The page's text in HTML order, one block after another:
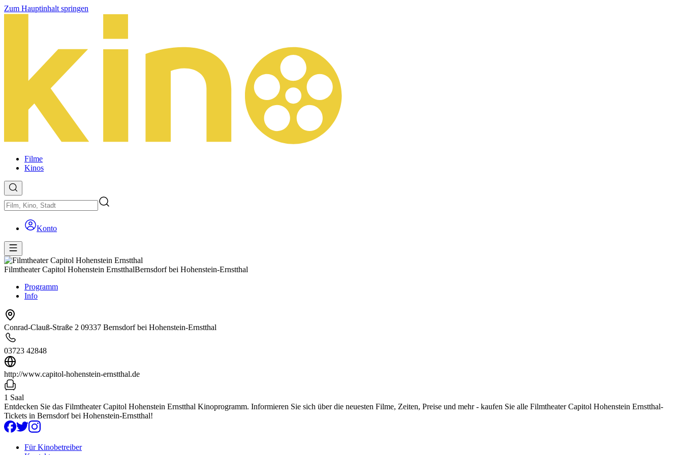
Zum Hauptinhalt springen
Filme
Kinos
Konto
Filmtheater Capitol Hohenstein ErnstthalBernsdorf bei Hohenstein-Ernstthal
Programm
Info
Conrad-Clauß-Straße 2 09337 Bernsdorf bei Hohenstein-Ernstthal
03723 42848
http://www.capitol-hohenstein-ernstthal.de
1 Saal
Entdecken Sie das Filmtheater Capitol Hohenstein Ernstthal Kinoprogramm. Informieren Sie sich über die neuesten Filme, Zeiten, Preise und mehr - kaufen Sie alle Filmtheater Capitol Hohenstein Ernstthal-
Tickets in Bernsdorf bei Hohenstein-Ernstthal!
Für Kinobetreiber